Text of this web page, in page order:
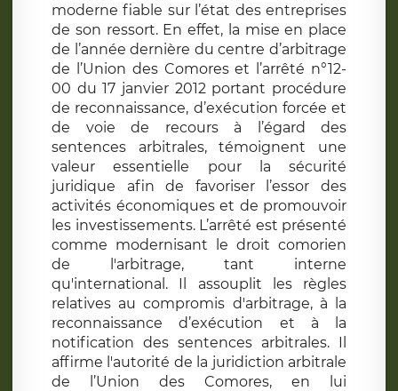
moderne fiable sur l’état des entreprises
de son ressort. En effet, la mise en place
de l’année dernière du centre d’arbitrage
de l’Union des Comores et l’arrêté n°12-
00 du 17 janvier 2012 portant procédure
de reconnaissance, d’exécution forcée et
de voie de recours à l’égard des
sentences arbitrales, témoignent une
valeur essentielle pour la sécurité
juridique afin de favoriser l’essor des
activités économiques et de promouvoir
les investissements. L’arrêté est présenté
comme modernisant le droit comorien
de l'arbitrage, tant interne
qu'international. Il assouplit les règles
relatives au compromis d'arbitrage, à la
reconnaissance d’exécution et à la
notification des sentences arbitrales. Il
affirme l'autorité de la juridiction arbitrale
de l’Union des Comores, en lui